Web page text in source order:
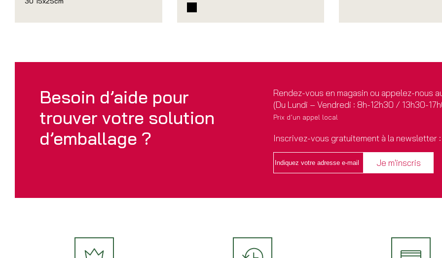
Besoin d’aide pour
trouver votre solution
d’emballage ?
Rendez-vous en magasin ou appelez-nous
(Du Lundi – Vendredi : 8h-12h30 / 13h30-
Prix d’un appel local
Inscrivez-vous gratuitement à la newsletter :